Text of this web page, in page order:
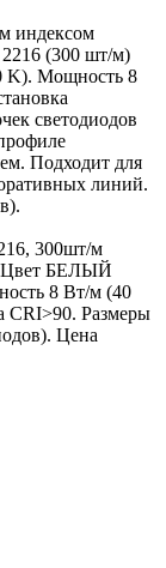
индексом
(300 шт/м)
K). Мощность 8
светодиодов
Подходит для
линий.
300шт/м
Цвет БЕЛЫЙ
8 Вт/м (40
CRI>90. Размеры
Цена